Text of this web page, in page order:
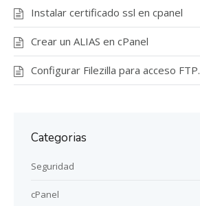
Instalar certificado ssl en cpanel
Crear un ALIAS en cPanel
Configurar Filezilla para acceso FTP.
Categorias
Seguridad
cPanel